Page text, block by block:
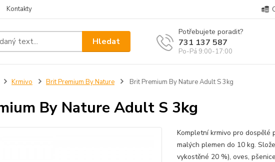
Kontakty
Hledat
Potřebujete poradit?
731 137 587
Po-Pá 9:00-17:00
Krmivo Brit Premium By Nature Brit Premium By Nature Adult S 3kg
By Nature Adult S 3kg
Kompletní krmivo pro dospělé
malých plemen do 10 kg.
vykostěné 20 %), oves,